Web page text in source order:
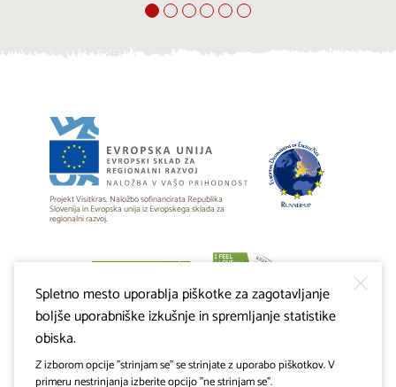
Projekt Visitkras. Naložbo sofinancirata Republika
Slovenija in Evropska unija iz Evropskega sklada za
regionalni razvoj.
Spletno mesto uporablja piškotke za zagotavljanje
boljše uporabniške izkušnje in spremljanje statistike
obiska.
Z izborom opcije "strinjam se" se strinjate z uporabo piškotkov. V
primeru nestrinjanja izberite opcijo "ne strinjam se".